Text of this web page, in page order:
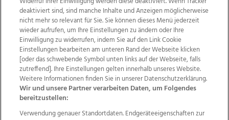
Wir über uns Mediadaten Kontakt
Jobs
Datenschutz
Impressum
AGB Anzeigekunden
AGB Website
Ehrenkodex Politische Werbung
deaktiviert sind, sind manche Inhalte und Anzeigen möglicherweise
nicht mehr so relevant für Sie. Sie können dieses Menü jederzeit
wieder aufrufen, um Ihre Einstellungen zu ändern oder Ihre
Einwilligung zu widerrufen, indem Sie auf den Link Cookie
Einstellungen bearbeiten am unteren Rand der Webseite klicken
[oder das schwebende Symbol unten links auf der Webseite, falls
zutreffend]. Ihre Einstellungen gelten innerhalb unseres Website.
Weitere Informationen finden Sie in unserer Datenschutzerklärung.
Wir und unsere Partner verarbeiten Daten, um Folgendes
bereitzustellen:
Verwendung genauer Standortdaten. Endgeräteeigenschaften zur